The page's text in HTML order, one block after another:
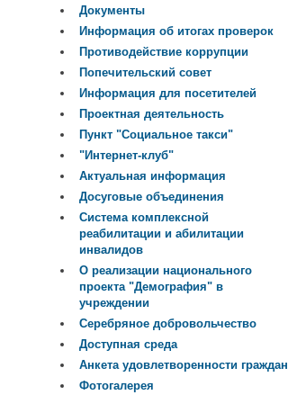
Документы
Информация об итогах проверок
Противодействие коррупции
Попечительский совет
Информация для посетителей
Проектная деятельность
Пункт "Социальное такси"
"Интернет-клуб"
Актуальная информация
Досуговые объединения
Система комплексной
реабилитации и абилитации
инвалидов
О реализации национального
проекта "Демография" в
учреждении
Серебряное добровольчество
Доступная среда
Анкета удовлетворенности граждан
Фотогалерея